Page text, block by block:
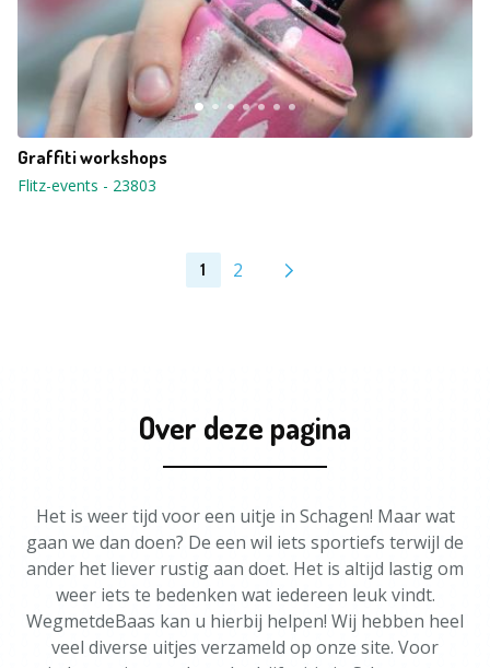
Graffiti workshops
Flitz-events - 23803
1 2
Over deze pagina
Het is weer tijd voor een uitje in Schagen! Maar wat
gaan we dan doen? De een wil iets sportiefs terwijl de
ander het liever rustig aan doet. Het is altijd lastig om
weer iets te bedenken wat iedereen leuk vindt.
WegmetdeBaas kan u hierbij helpen! Wij hebben heel
veel diverse uitjes verzameld op onze site. Voor